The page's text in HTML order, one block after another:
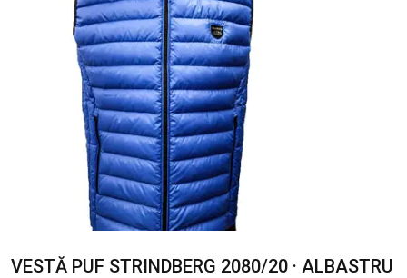
VESTĂ PUF STRINDBERG 2080/20 · ALBASTRU